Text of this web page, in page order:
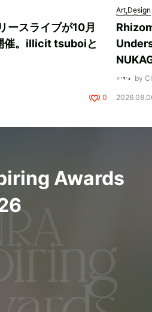
ースライブが10月
催。illicit tsuboiと
0
Art,Design
by
Awards